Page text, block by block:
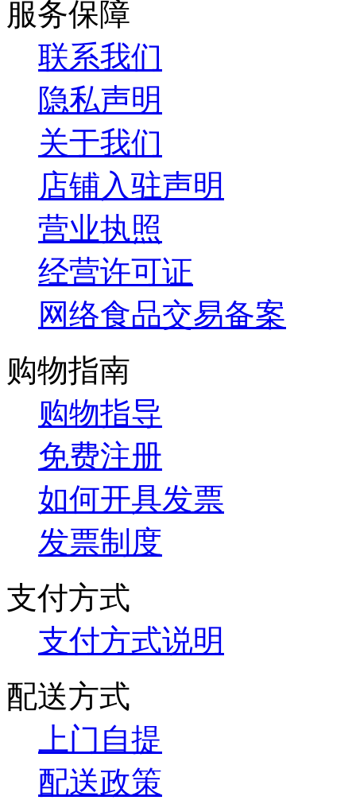
服务保障
联系我们
隐私声明
关于我们
店铺入驻声明
营业执照
经营许可证
网络食品交易备案
购物指南
购物指导
免费注册
如何开具发票
发票制度
支付方式
支付方式说明
配送方式
上门自提
配送政策